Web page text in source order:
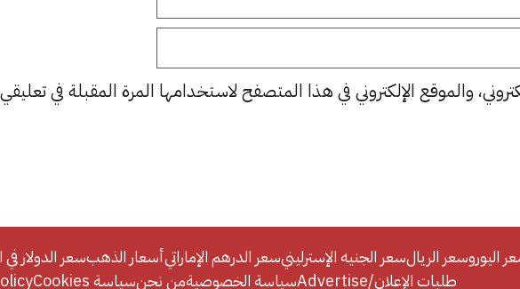
والموقع الإلكتروني في هذا المتصفح لاستخدامها المرة المقبلة في
اليوروسعر الريالسعر الجنيه الإسترلينيسعر الدرهم الإماراتيأسعار الذهبسعر الدولار
طلبات الإعلان/Advertise
سياسة الخصوصيةمن نحنسياسة Cookies